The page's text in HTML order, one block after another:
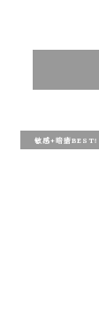
敏感+暗瘡BEST!